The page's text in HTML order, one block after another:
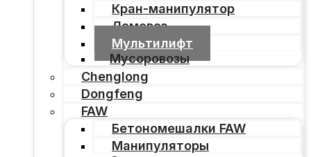
Кран-манипулятор
Ломовоз
Мультилифт
Мусоровозы
Chenglong
Dongfeng
FAW
Бетономешалки FAW
Манипуляторы